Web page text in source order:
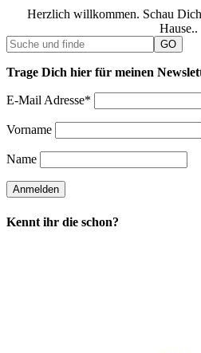
Herzlich willkommen. Schau
Hause..
Trage Dich hier für meinen
E-Mail Adresse*
Vorname
Name
Kennt ihr die schon?